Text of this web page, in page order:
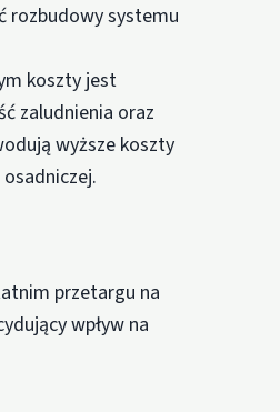
rozbudowy systemu
koszty jest
zaludnienia oraz
wyższe koszty
przetargu na
wpływ na